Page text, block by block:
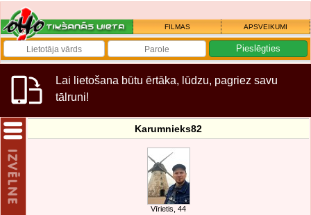
FILMAS APSVEIKUMI
Lai lietošana būtu ērtāka, lūdzu, pagriez savu
tālruni!
Karumnieks82
Vīrietis, 44